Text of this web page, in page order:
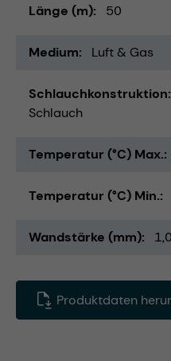
Länge (m) 50
Medium Luft & Gas
Schlauchkonstruktion
Schlauch
Temperatur (°C) Max.
Temperatur (°C) Min.
Wandstärke (mm)
Produktdaten